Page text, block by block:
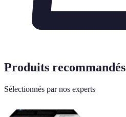
Produits recommandés
Sélectionnés par nos experts